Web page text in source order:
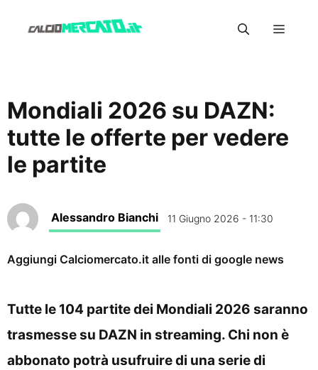
Menu
Mondiali 2026 su DAZN:
tutte le offerte per vedere
le partite
Alessandro Bianchi 11 Giugno 2026 - 11:30
Aggiungi Calciomercato.it alle fonti di google news
Tutte le 104 partite dei Mondiali 2026 saranno
trasmesse su DAZN in streaming. Chi non è
abbonato potrà usufruire di una serie di